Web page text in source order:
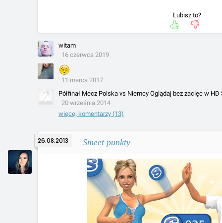
Lubisz to?
witam
16 czerwca 2019
11 marca 2017
Półfinał Mecz Polska vs Niemcy Oglądaj bez zacięc w
20 września 2014
więcej komentarzy (13)
26.08.2013 Smeet punkty